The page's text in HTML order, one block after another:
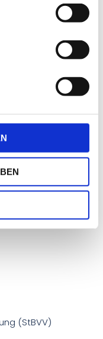
Dienstleistungen in
Steuerberater,
(StBVV)